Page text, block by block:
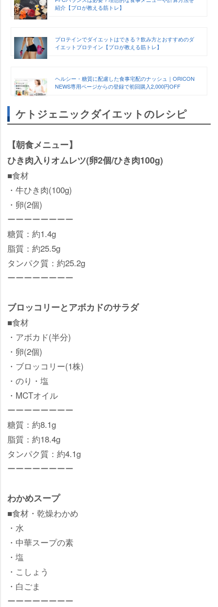
紹介【プロが教える筋トレ】
プロテインでダイエットはできる？飲み方とおすすめのダ
イエットプロテイン【プロが教える筋トレ】
ヘルシー・糖質に配慮した食事宅配のナッシュ｜ORICON
NEWS専用ページからの登録で初回購入2,000円OFF
ケトジェニックダイエットのレシピ
【朝食メニュー】
ひき肉入りオムレツ(卵2個/ひき肉100g)
■食材
・牛ひき肉(100g)
・卵(2個)
ーーーーーーーー
糖質：約1.4g
脂質：約25.5g
タンパク質：約25.2g
ーーーーーーーー
ブロッコリーとアボカドのサラダ
■食材
・アボカド(半分)
・卵(2個)
・ブロッコリー(1株)
・のり・塩
・MCTオイル
ーーーーーーーー
糖質：約8.1g
脂質：約18.4g
タンパク質：約4.1g
ーーーーーーーー
わかめスープ
■食材・乾燥わかめ
・水
・中華スープの素
・塩
・こしょう
・白ごま
ーーーーーーーー